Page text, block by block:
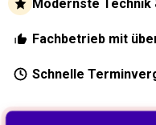
Modernste Technik
Fachbetrieb mit
Schnelle